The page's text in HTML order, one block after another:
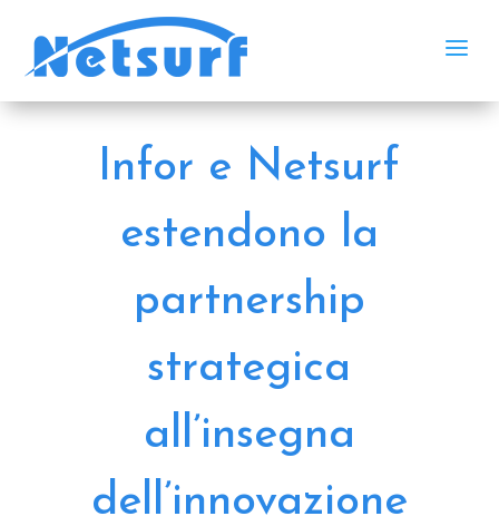
a
Infor e Netsurf
estendono la
partnership
strategica
all’insegna
dell’innovazione